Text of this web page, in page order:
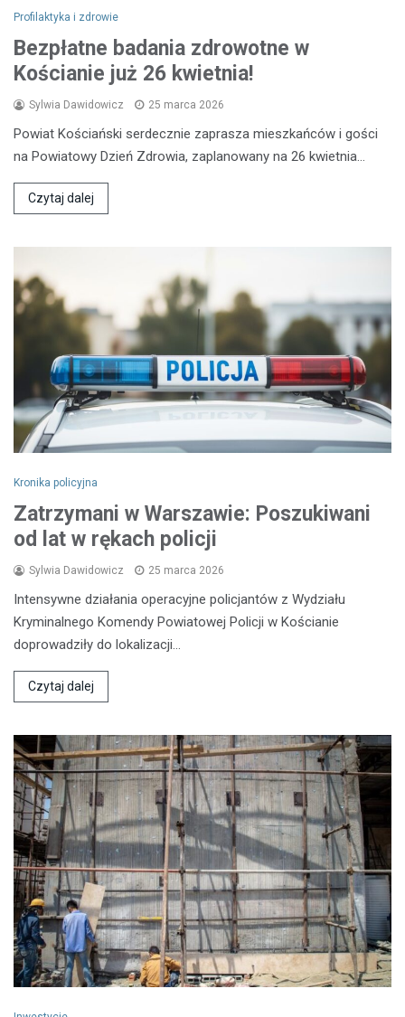
Profilaktyka i zdrowie
Bezpłatne badania zdrowotne w
Kościanie już 26 kwietnia!
Sylwia Dawidowicz 25 marca 2026
Powiat Kościański serdecznie zaprasza mieszkańców i gości
na Powiatowy Dzień Zdrowia, zaplanowany na 26 kwietnia…
Czytaj dalej
Kronika policyjna
Zatrzymani w Warszawie: Poszukiwani
od lat w rękach policji
Sylwia Dawidowicz 25 marca 2026
Intensywne działania operacyjne policjantów z Wydziału
Kryminalnego Komendy Powiatowej Policji w Kościanie
doprowadziły do lokalizacji…
Czytaj dalej